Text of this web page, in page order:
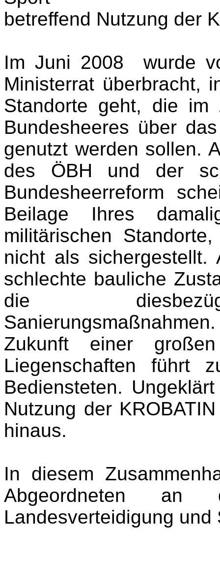
betreffend Nutzung der
Im Juni 2008 wurde
Ministerrat überbracht,
Standorte geht, die im
Bundesheeres über
genutzt werden sollen.
des ÖBH und der
Bundesheerreform
Beilage Ihres
militärischen
nicht als
schlechte bauliche
die
Zukunft einer
Liegenschaften führt
Bediensteten.
Nutzung der
hinaus.
In diesem
Abgeordneten an
Landesverteidigung und